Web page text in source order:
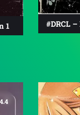
1 #DRCL
4.4